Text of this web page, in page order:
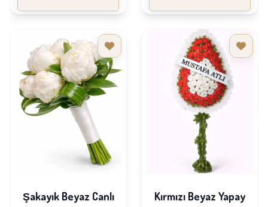
Şakayık Beyaz Canlı
Kırmızı Beyaz Yapay